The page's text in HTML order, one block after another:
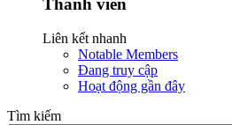
Thành viên
Liên kết nhanh
Notable Members
Đang truy cập
Hoạt động gần đây
Tìm kiếm